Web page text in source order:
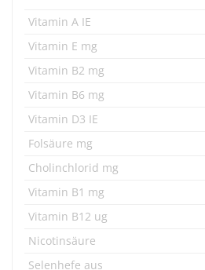
Vitamin A IE
Vitamin E mg
Vitamin B2 mg
Vitamin B6 mg
Vitamin D3 IE
Folsäure mg
Cholinchlorid mg
Vitamin B1 mg
Vitamin B12 ug
Nicotinsäure
Selenhefe aus